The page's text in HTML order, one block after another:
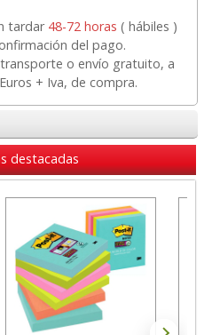
tardar 48-72 horas ( hábiles )
del pago.
o envío gratuito, a
Euros + Iva, de compra.
destacadas